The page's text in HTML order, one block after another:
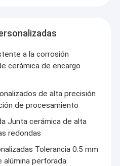
a la corrosión
cerámica de encargo
de alta precisión
de procesamiento
Junta cerámica de alta
redondas
Tolerancia 0.5 mm
alúmina perforada